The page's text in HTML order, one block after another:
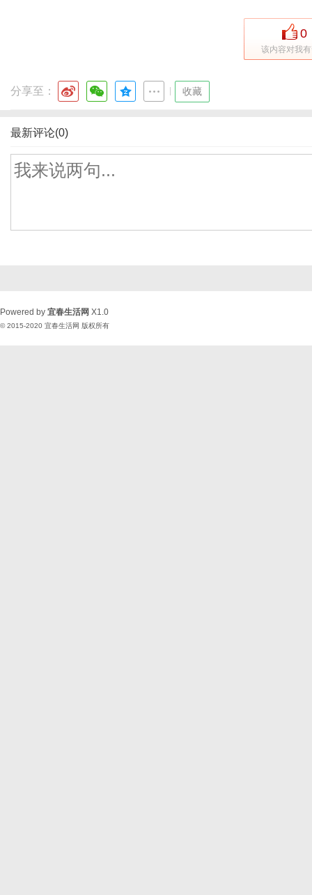
0
该内容对我
分享至： 收藏
最新评论(0)
Powered by 宜春生活网 X1.0
© 2015-2020 宜春生活网 版权所有